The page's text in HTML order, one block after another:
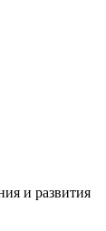
и развития